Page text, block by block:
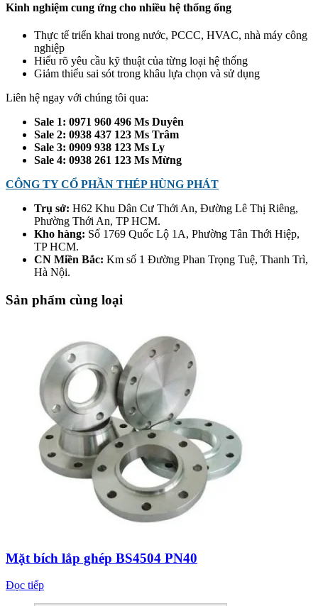
Kinh nghiệm cung ứng cho nhiều hệ thống ống
Thực tế triển khai trong nước, PCCC, HVAC, nhà máy công
nghiệp
Hiểu rõ yêu cầu kỹ thuật của từng loại hệ thống
Giảm thiểu sai sót trong khâu lựa chọn và sử dụng
Liên hệ ngay với chúng tôi qua:
Sale 1: 0971 960 496 Ms Duyên
Sale 2: 0938 437 123 Ms Trâm
Sale 3: 0909 938 123 Ms Ly
Sale 4: 0938 261 123 Ms Mừng
CÔNG TY CỔ PHẦN THÉP HÙNG PHÁT
Trụ sở: H62 Khu Dân Cư Thới An, Đường Lê Thị Riêng,
Phường Thới An, TP HCM.
Kho hàng: Số 1769 Quốc Lộ 1A, Phường Tân Thới Hiệp,
TP HCM.
CN Miền Bắc: Km số 1 Đường Phan Trọng Tuệ, Thanh Trì,
Hà Nội.
Sản phẩm cùng loại
Mặt bích lắp ghép BS4504 PN40
Đọc tiếp